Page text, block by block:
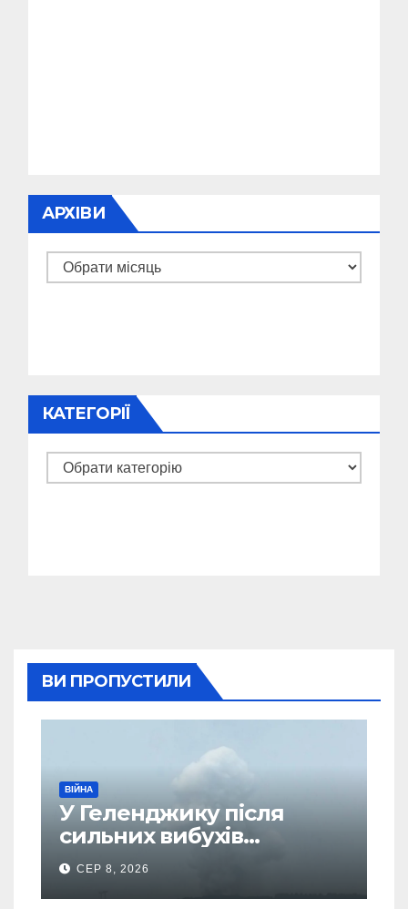
АРХІВИ
Архіви
КАТЕГОРІЇ
Категорії
ВИ ПРОПУСТИЛИ
ВІЙНА
У Геленджику після
сильних вибухів
почалася масова
евакуація
СЕР 8, 2026